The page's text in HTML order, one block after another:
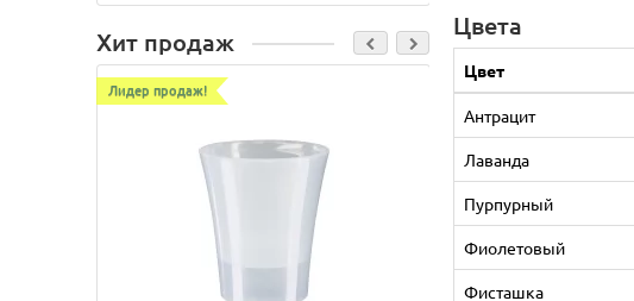
Хит продаж
Лидер продаж! Лидер продаж!
Цвета
Цвет
Антрацит
Лаванда
Пурпурный
Фиолетовый
Фисташка